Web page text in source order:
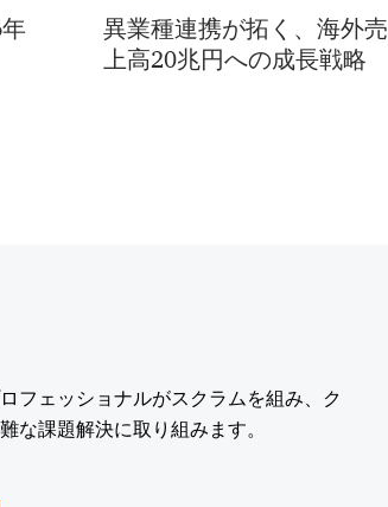
異業種連携が拓く、海外売
上高20兆円への成長戦略
フェッショナルがスクラムを組み、ク
な課題解決に取り組みます。